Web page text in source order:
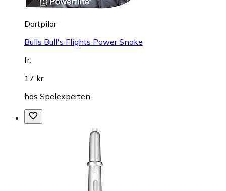
Dartpilar
Bulls Bull's Flights Power Snake
fr.
17 kr
hos Spelexperten